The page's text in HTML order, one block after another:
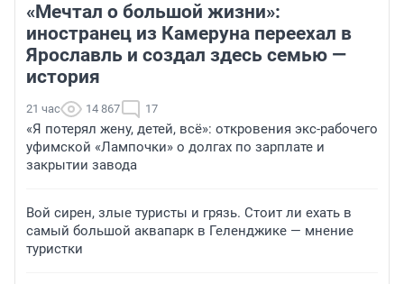
«Мечтал о большой жизни»:
иностранец из Камеруна переехал в
Ярославль и создал здесь семью —
история
21 час 14 867 17
«Я потерял жену, детей, всё»: откровения экс-рабочего
уфимской «Лампочки» о долгах по зарплате и
закрытии завода
Вой сирен, злые туристы и грязь. Стоит ли ехать в
самый большой аквапарк в Геленджике — мнение
туристки